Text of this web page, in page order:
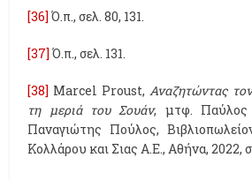
[36] Ό.π., σελ. 80, 131.
[37] Ό.π., σελ. 131.
[38] Marcel Proust,Αναζητώντας
τη μεριά του Σουάν, μτφ. Παύλος
Παναγιώτης Πούλος,
Κολλάρου και Σιας Α.Ε., Αθήνα, 2022,